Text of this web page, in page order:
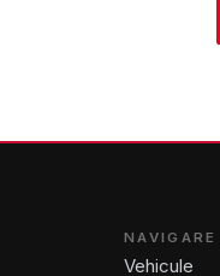
NAVIGARE
Vehicule